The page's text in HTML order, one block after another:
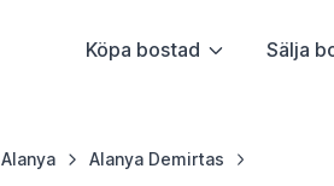
Köpa bostad Sälja
Alanya Alanya Demirtas